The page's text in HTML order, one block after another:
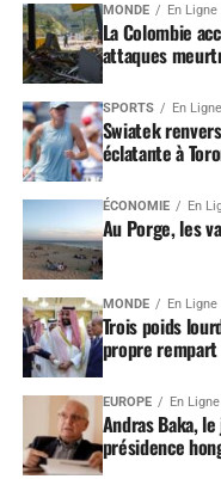
MONDE En
La Colombie
attaques
SPORTS En
Swiatek
éclatante à
ÉCONOMIE En
Au Porge, les
MONDE En
Trois poids
propre
EUROPE En
Andras Baka,
présidence